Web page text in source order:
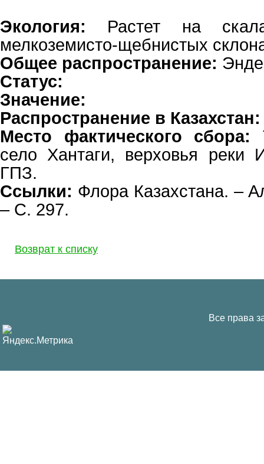
Экология: Растет на
мелкоземисто-щебнистых
Общее распространение:
Статус:
Значение:
Распространение в Казахстан:
Место фактического сбора:
село Хантаги, верховья реки
ГПЗ.
Ссылки: Флора Казахстана. –
– С. 297.
Возврат к списку
Все права